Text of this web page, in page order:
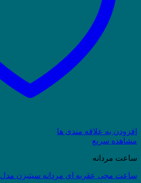
افزودن به علاقه مندی ها
مشاهده سریع
ساعت مردانه
ساعت مچی عقربه ای مردانه سیتیزن مدل AT2245-57E